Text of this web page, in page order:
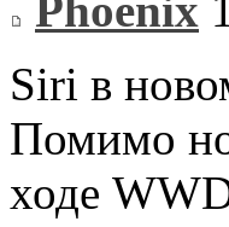
Phoenix
Siri в
Помимо
ходе